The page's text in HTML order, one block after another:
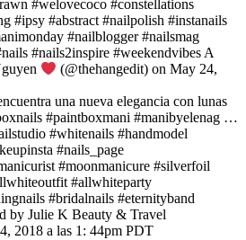
#welovecoco #constellations
#ipsy #abstract #nailpolish #instanails
#nailblogger #nailsmag
#nails2inspire #weekendvibes A
(@thehangedit) on May 24,
una nueva elegancia con lunas
#paintboxmani #manibyelenag …
#whitenails #handmodel
#nails_page
#moonmanicure #silverfoil
#allwhiteparty
#bridalnails #eternityband
by Julie K Beauty & Travel
2018 a las 1: 44pm PDT